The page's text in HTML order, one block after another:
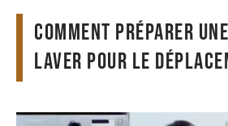
Comment préparer
laver pour le